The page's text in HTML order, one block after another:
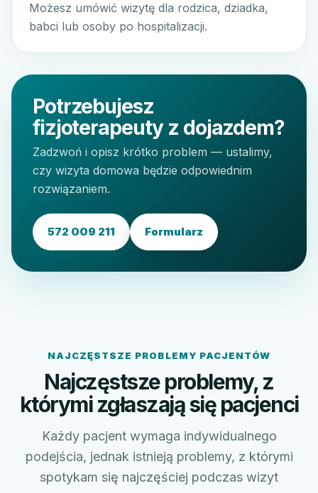
Możesz umówić wizytę dla rodzica, dziadka,
babci lub osoby po hospitalizacji.
Potrzebujesz
fizjoterapeuty z dojazdem?
Zadzwoń i opisz krótko problem — ustalimy,
czy wizyta domowa będzie odpowiednim
rozwiązaniem.
572 009 211 Formularz
NAJCZĘSTSZE PROBLEMY PACJENTÓW
Najczęstsze problemy, z
którymi zgłaszają się pacjenci
Każdy pacjent wymaga indywidualnego
podejścia, jednak istnieją problemy, z którymi
spotykam się najczęściej podczas wizyt